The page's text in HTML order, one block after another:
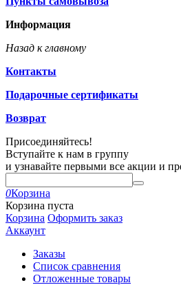
Информация
Назад к главному
Контакты
Подарочные сертификаты
Возврат
Присоединяйтесь!
Вступайте к нам в группу
и узнавайте первыми все акции и
0Корзина
Корзина пуста
Корзина Оформить заказ
Аккаунт
Заказы
Список сравнения
Отложенные товары